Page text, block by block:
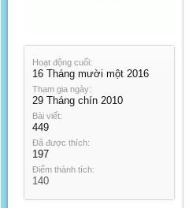
Hoạt động cuối:
16 Tháng mười một 2016
Tham gia ngày:
29 Tháng chín 2010
Bài viết:
449
Đã được thích:
197
Điểm thành tích:
140